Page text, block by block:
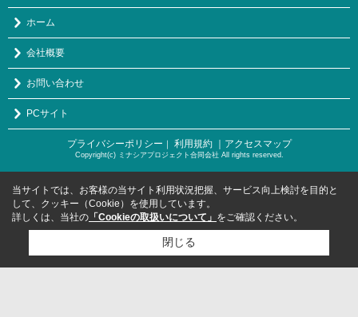
ホーム
会社概要
お問い合わせ
PCサイト
プライバシーポリシー ｜ 利用規約 ｜アクセスマップ
Copyright(c) ミナシアプロジェクト合同会社 All rights reserved.
当サイトでは、お客様の当サイト利用状況把握、サービス向上検討を目的と
して、クッキー（Cookie）を使用しています。
詳しくは、当社の 「Cookieの取扱いについて」 をご確認ください。
閉じる